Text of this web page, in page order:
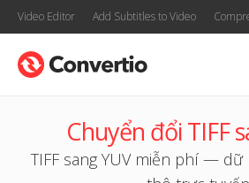
Video Editor Add Subtitles to Video
Chuyển đổi TIFF
TIFF sang YUV miễn phí —